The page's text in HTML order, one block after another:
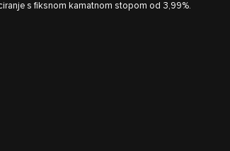
s fiksnom kamatnom stopom od 3,99%.